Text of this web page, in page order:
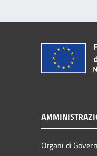
Organi di